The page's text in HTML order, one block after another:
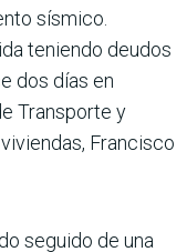
sísmico.
teniendo deudos
dos días en
Transporte y
Francisco
seguido de una